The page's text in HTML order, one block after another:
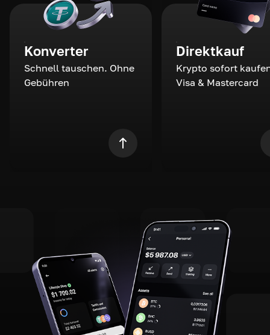
Konverter
Schnell tauschen. Ohne
Gebühren
Direktkauf
Krypto sofort
Visa & Mastercard